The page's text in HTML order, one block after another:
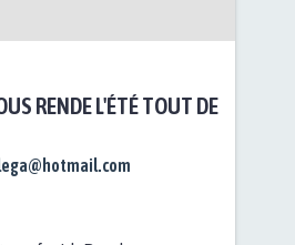
RENDE L'ÉTÉ TOUT DE